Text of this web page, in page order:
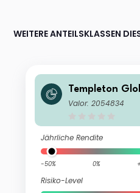
WEITERE ANTEILSKLASSEN
Templeton
c)EUR
Valor: 2054834
Jährliche Rendite
-50% 0%
Risiko-Level